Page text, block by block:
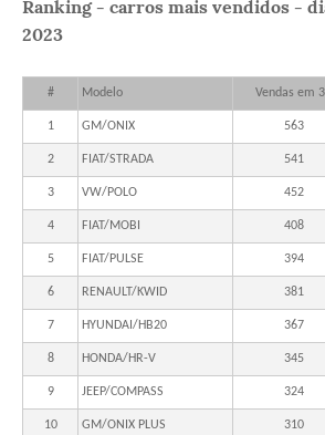
Ranking - carros mais vendidos -
2023
# Modelo Vendas em
1 GM/ONIX 563
2 FIAT/STRADA 541
3 VW/POLO 452
4 FIAT/MOBI 408
5 FIAT/PULSE 394
6 RENAULT/KWID 381
7 HYUNDAI/HB20 367
8 HONDA/HR-V 345
9 JEEP/COMPASS 324
10 GM/ONIX PLUS 310